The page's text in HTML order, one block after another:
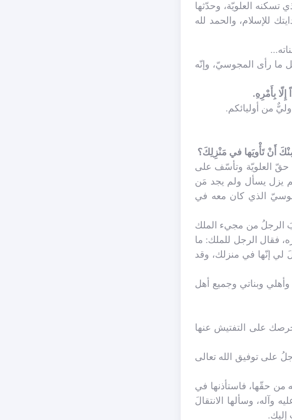
العلويّة، وحدّثها
للإسلام، والحمد لله
ما رأى المجوسيّ، وإنّه
بِأَمْرِهِ.
من أوليائكم.
أَنْ تَأْويَها في مَنْزِلِكَ؟
حقّ العلويّة وتأسّف على
يزل يسأل ولم يجد مَن
الذي كان معه في
الرجلُ من مجيء الملك
فقال الرجل للملك: ما
لي إنّها في منزلك، وقد
وبناتي وجميع أهل
حرصك على التفتيش عنها
على توفيق الله تعالى
حقّها، فاستأذنها في
وآله، وسألها الانتقالَ
إليك.